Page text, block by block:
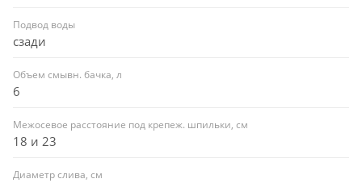
Подвод воды
сзади
Объем смывн. бачка, л
6
Межосевое расстояние под крепеж. шпильки, см
18 и 23
Диаметр слива, см